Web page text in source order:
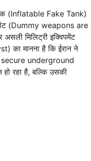
(Inflatable Fake Tank)
पेंट (Dummy weapons are
मिलिट्री इक्विपमेंट
मानना ​​है कि ईरान ने
secure underground
रहा है, बल्कि उसकी